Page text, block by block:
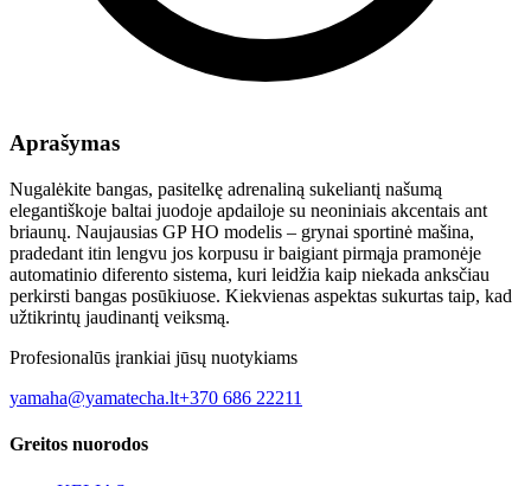
Aprašymas
Nugalėkite bangas, pasitelkę adrenaliną sukeliantį našumą
elegantiškoje baltai juodoje apdailoje su neoniniais akcentais ant
briaunų. Naujausias GP HO modelis – grynai sportinė mašina,
pradedant itin lengvu jos korpusu ir baigiant pirmąja pramonėje
automatinio diferento sistema, kuri leidžia kaip niekada anksčiau
perkirsti bangas posūkiuose. Kiekvienas aspektas sukurtas taip, kad
užtikrintų jaudinantį veiksmą.
Profesionalūs įrankiai jūsų nuotykiams
yamaha@yamatecha.lt+370 686 22211
Greitos nuorodos